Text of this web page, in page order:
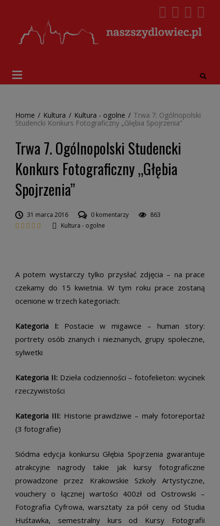
Home / Kultura / Kultura - ogolne / Trwa 7. Ogólnopolski
Studencki Konkurs Fotograficzny „Głębia Spojrzenia”
Trwa 7. Ogólnopolski Studencki
Konkurs Fotograficzny „Głębia
Spojrzenia”
31 marca 2016 0 komentarzy
863
Kultura - ogolne
A potem wystarczy tylko przysłać zdjęcia – na prace
czekamy do 15 kwietnia. W tym roku prace zostaną
ocenione w trzech kategoriach:
Kategoria I: Postacie w migawce – human story:
portrety osób znanych i nieznanych, grupy społeczne,
sylwetki
Kategoria II:Dzieła codzienności – fotofelieton: wycinek
rzeczywistości
Kategoria III: Historie prawdziwe – mały fotoreportaż
(3 fotografie)
Siódma edycja konkursu Głębia Spojrzenia gwarantuje
atrakcyjne nagrody takie jak kursy fotograficzne
prowadzone przez Krakowskie Szkoły Artystyczne,
vouchery o łącznej wartości 400zł od Ostrowski –
Fotografia Cyfrowa, warsztaty za pół ceny od Studia
Huśtawka, semestralny kurs od Kursy Fotografii